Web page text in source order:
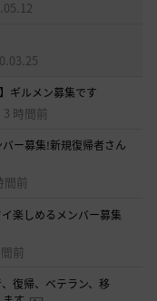
ギルメン募集です
3 時間前
ー募集!新規復帰者さん
間前
イ楽しめるメンバー募集
前
復帰、ベテラン、移